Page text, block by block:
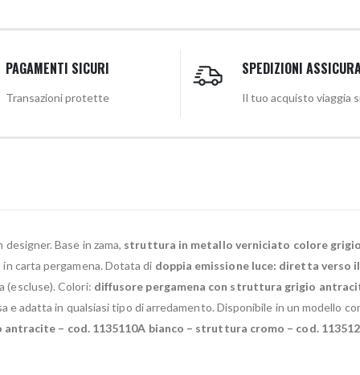
PAGAMENTI SICURI
Transazioni protette
SPEDIZIONI
Il tuo acquisto viaggia
Base in zama, struttura in metallo verniciato colore
carta pergamena. Dotata di doppia emissione luce: diretta verso
(escluse). Colori: diffusore pergamena con struttura grigio
e adatta in qualsiasi tipo di arredamento. Disponibile in un modello
– cod. 1135110A bianco – struttura cromo – cod.